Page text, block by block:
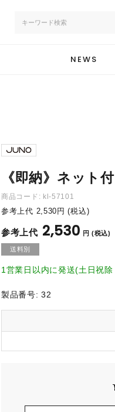
NEWS
《即納》ネット
商品コード: kl-57101
参考上代 2,530 円 (税込)
2,530 円 (税込)
送料別
1営業日以内に発送(土日祝除
製品番号: 32